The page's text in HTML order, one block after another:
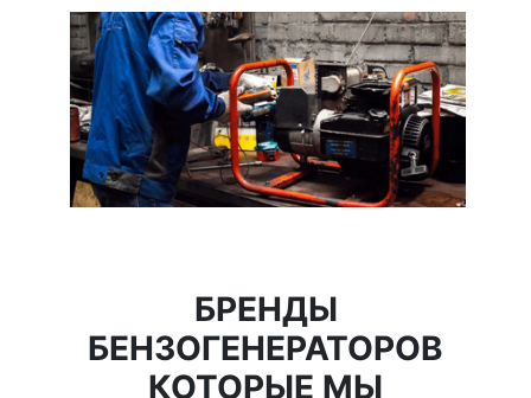
БРЕНДЫ
БЕНЗОГЕНЕРАТОРОВ
КОТОРЫЕ МЫ